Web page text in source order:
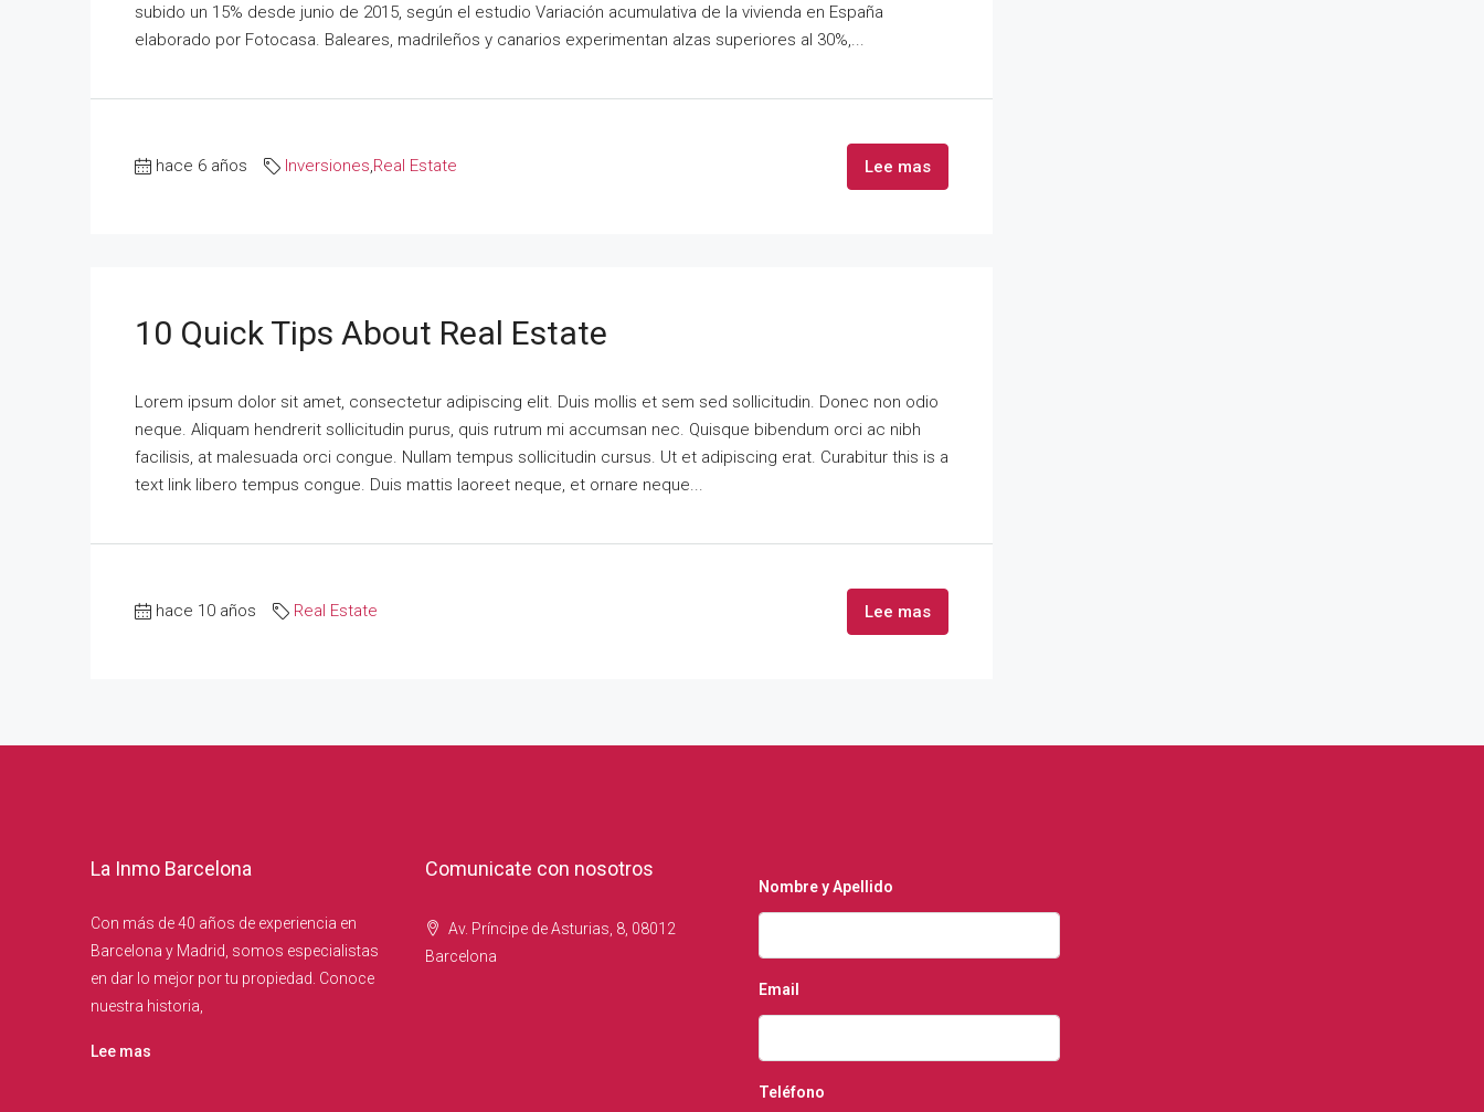
subido un 15% desde junio de 2015, según el estudio Variación acumulativa de la vivienda en España
elaborado por Fotocasa. Baleares, madrileños y canarios experimentan alzas superiores al 30%,...
hace 6 años Inversiones,Real Estate Lee mas
10 Quick Tips About Real Estate
Lorem ipsum dolor sit amet, consectetur adipiscing elit. Duis mollis et sem sed sollicitudin. Donec non odio
neque. Aliquam hendrerit sollicitudin purus, quis rutrum mi accumsan nec. Quisque bibendum orci ac nibh
facilisis, at malesuada orci congue. Nullam tempus sollicitudin cursus. Ut et adipiscing erat. Curabitur this is a
text link libero tempus congue. Duis mattis laoreet neque, et ornare neque...
hace 10 años Real Estate Lee mas
La Inmo Barcelona
Con más de 40 años de experiencia en
Barcelona y Madrid, somos especialistas
en dar lo mejor por tu propiedad. Conoce
nuestra historia,
Lee mas
Comunicate con nosotros
Av. Príncipe de Asturias, 8, 08012
Barcelona
Nombre y Apellido
Email
Teléfono